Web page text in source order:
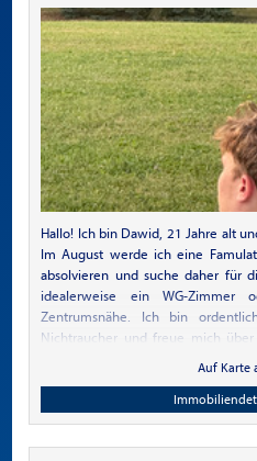
Hallo! Ich bin Dawid, 21 Jahre alt
Im August werde ich eine
absolvieren und suche daher für
idealerweise ein WG-
Zentrumsnähe. Ich bin
Nichtraucher und freue mich
einfach eine ruhige Unterkunft für
etwas Passendes anzubieten
vermieten möchte, melde dich
Grüße Dawid
Auf Karte